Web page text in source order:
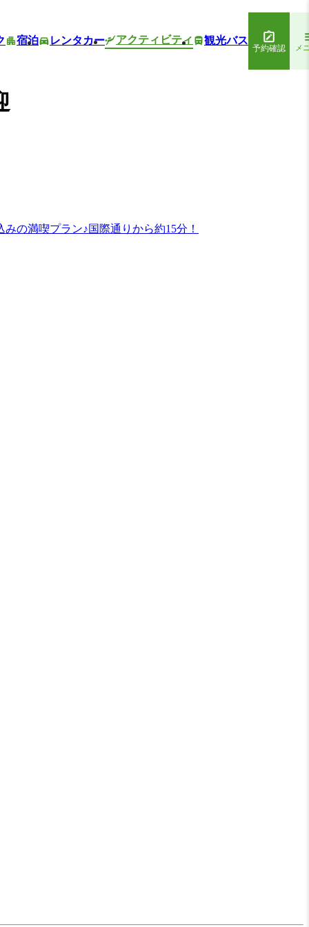
宿泊 レンタカー アクティビティ 観光バス
予約確認 メ
の満喫プラン♪国際通りから約15分！